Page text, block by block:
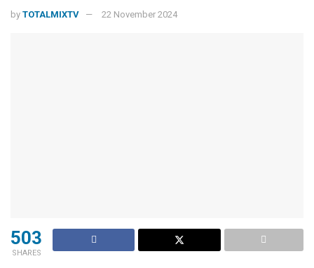
by TOTALMIXTV 22 November 2024
503
SHARES